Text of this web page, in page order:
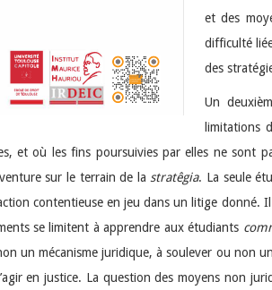
et des
difficulté
des
Un
limitations
et où les fins poursuivies par elles ne
sur le terrain de la stratêgia. La seule
contentieuse en jeu dans un litige
se limitent à apprendre aux étudiants
un mécanisme juridique, à soulever ou non
en justice. La question des moyens non